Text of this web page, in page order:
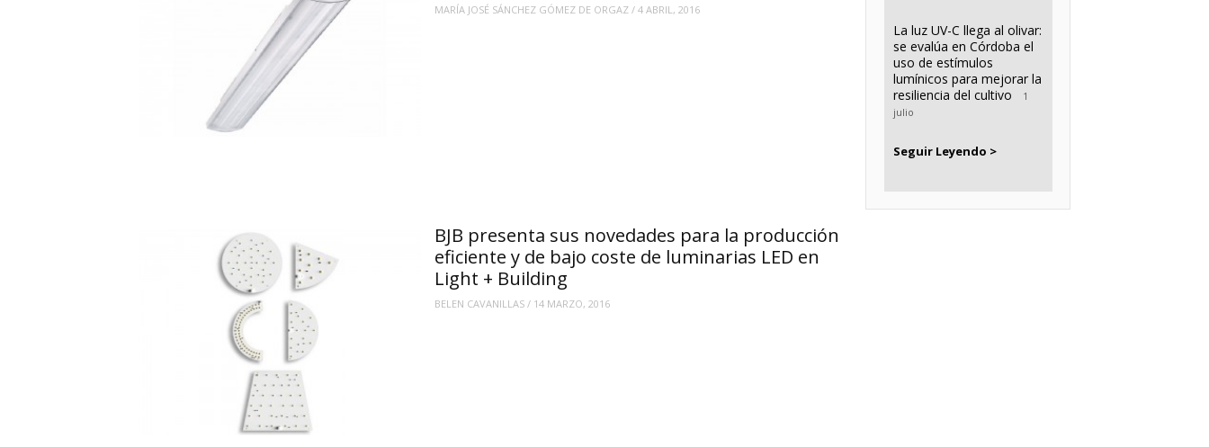
MARÍA JOSÉ SÁNCHEZ GÓMEZ DE ORGAZ/ 4 ABRIL, 2016
BJB presenta sus novedades para la producción
eficiente y de bajo coste de luminarias LED en
Light + Building
BELEN CAVANILLAS/ 14 MARZO, 2016
La luz UV-C llega al olivar:
se evalúa en Córdoba el
uso de estímulos
lumínicos para mejorar la
resiliencia del cultivo
1
julio
Seguir Leyendo >